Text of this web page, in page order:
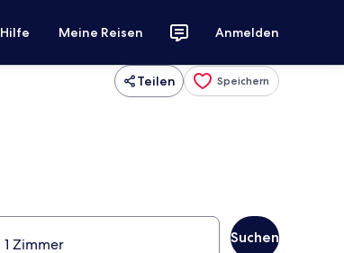
Hilfe Meine Reisen Anmelden
Teilen Speichern
Suchen